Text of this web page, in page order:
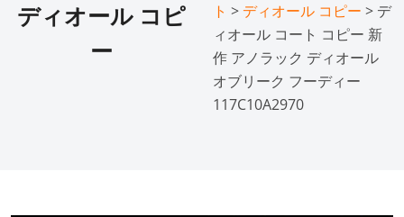
ディオール コピ
ー
ト > ディオール コピー > デ
ィオール コート コピー 新
作 アノラック ディオール
オブリーク フーディー
117C10A2970